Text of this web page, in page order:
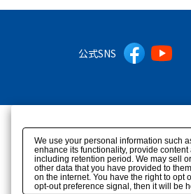
公式SNS
We use your personal information such
enhance its functionality, provide
including retention period. We may sell
other data that you have provided to
on the internet. You have the right to
opt-out preference signal, then it will be